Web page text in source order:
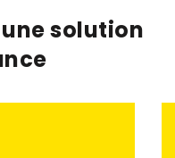
solution